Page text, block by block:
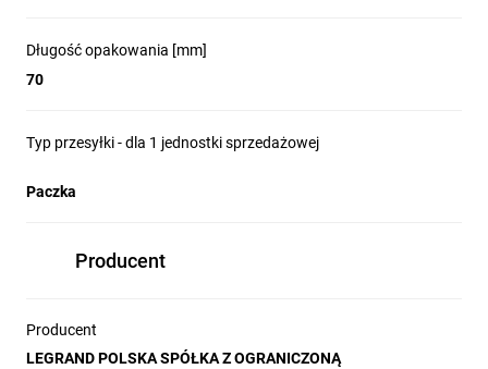
Długość opakowania [mm]
70
Typ przesyłki - dla 1 jednostki sprzedażowej
Paczka
Producent
Producent
LEGRAND POLSKA SPÓŁKA Z OGRANICZONĄ